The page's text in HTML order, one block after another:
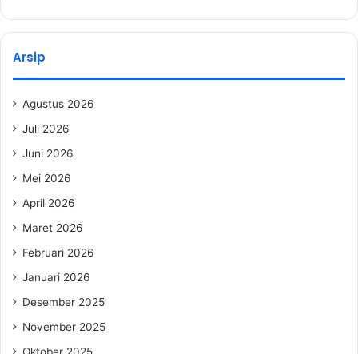
Arsip
Agustus 2026
Juli 2026
Juni 2026
Mei 2026
April 2026
Maret 2026
Februari 2026
Januari 2026
Desember 2025
November 2025
Oktober 2025